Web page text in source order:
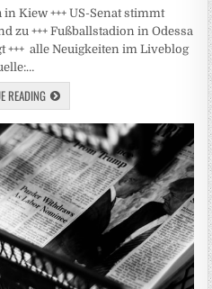
Kiew +++ US-Senat stimmt
zu +++ Fußballstadion in Odessa
alle Neuigkeiten im Liveblog
READING